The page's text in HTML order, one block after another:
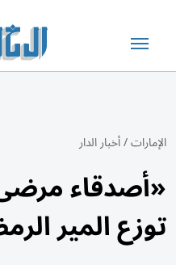
الإمارات/أخبار الدار
«أصدقاء
توزع المير